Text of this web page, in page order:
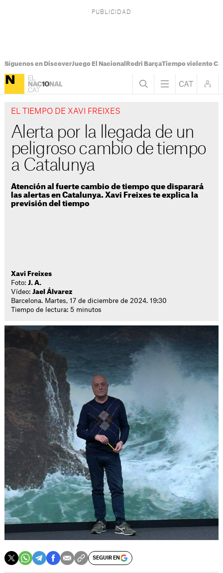
Síguenos en DiscoverJuego El Nacional Rodri BarçaTiempo violento
EL TIEMPO DE XAVI FREIXES
Alerta por la llegada de un
peligroso cambio de tiempo
a Catalunya
Atención al fuerte cambio de tiempo que disparará
las alertas en Catalunya. Xavi Freixes te explica la
previsión del tiempo
Xavi Freixes
Foto:J. A.
Vídeo:Jael Álvarez
Barcelona. Martes, 17 de diciembre de 2024. 19:30
Tiempo de lectura: 5 minutos
SEGUIR EN